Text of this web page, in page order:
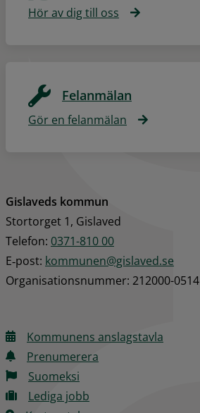
Hör av dig till oss
Felanmälan
Gör en felanmälan
Gislaveds kommun
Stortorget 1, Gislaved
Telefon: 0371-810 00
E‑post: kommunen@gislaved.se
Organisationsnummer: 212000-0514
Kommunens anslagstavla
Prenumerera
Suomeksi
Lediga jobb